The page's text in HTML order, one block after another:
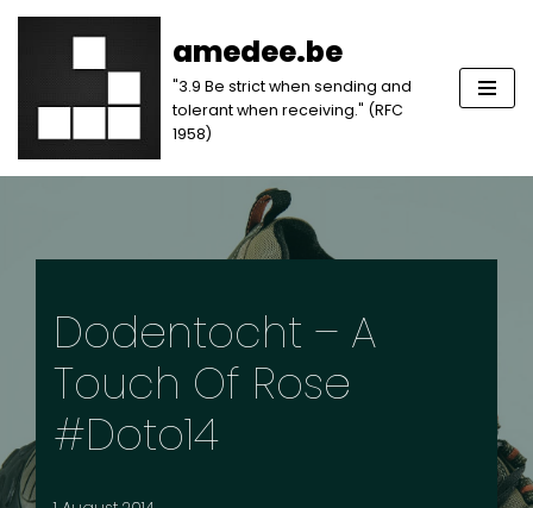
amedee.be
"3.9 Be strict when sending and
tolerant when receiving." (RFC
1958)
Dodentocht – A
Touch Of Rose
#doto14